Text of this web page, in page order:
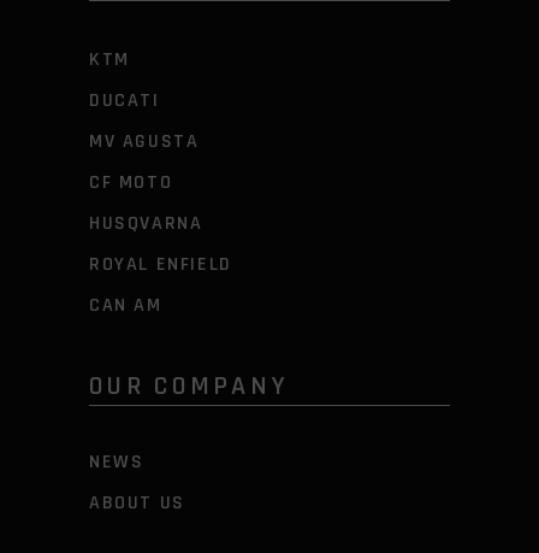
KTM
DUCATI
MV AGUSTA
CF MOTO
HUSQVARNA
ROYAL ENFIELD
CAN AM
OUR COMPANY
NEWS
ABOUT US